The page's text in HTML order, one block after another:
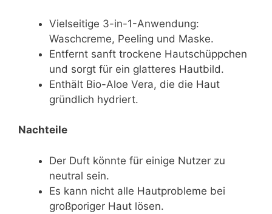
Vielseitige 3-in-1-Anwendung:
Waschcreme, Peeling und Maske.
Entfernt sanft trockene Hautschüppchen
und sorgt für ein glatteres Hautbild.
Enthält Bio-Aloe Vera, die die Haut
gründlich hydriert.
Nachteile
Der Duft könnte für einige Nutzer zu
neutral sein.
Es kann nicht alle Hautprobleme bei
großporiger Haut lösen.